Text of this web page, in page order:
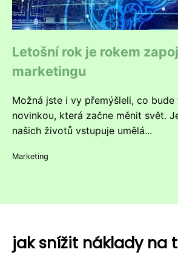
Letošní rok je rokem
marketingu
Možná jste i vy přemýšleli, co
novinkou, která začne měnit svět.
našich životů vstupuje umělá...
Marketing
jak snížit náklady na